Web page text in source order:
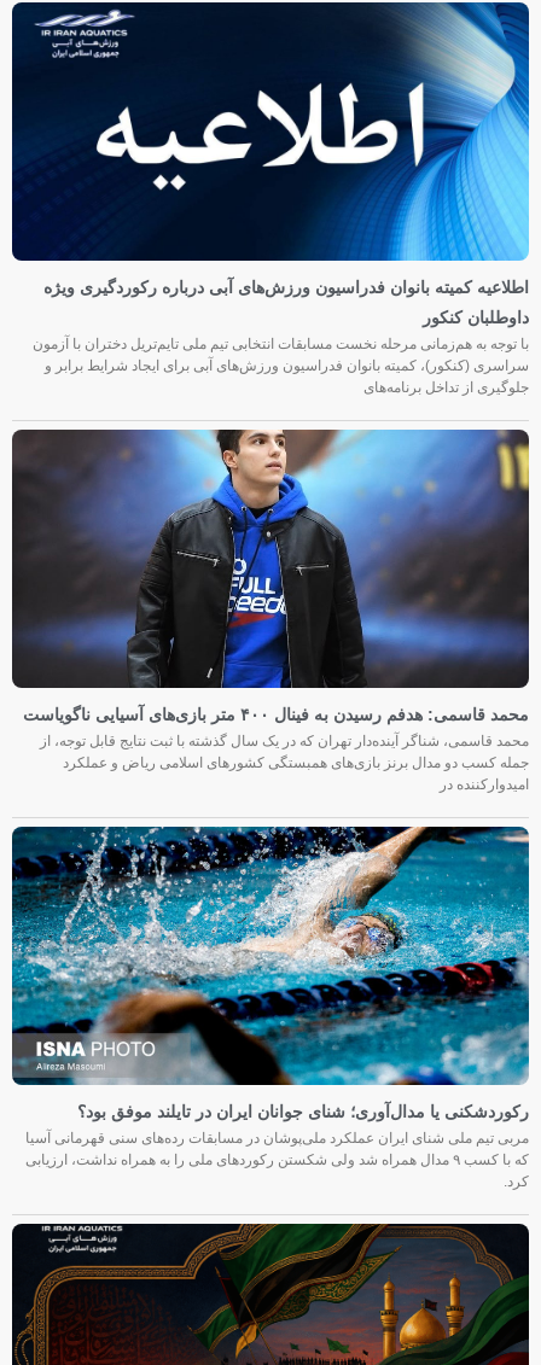
اطلاعیه کمیته بانوان فدراسیون ورزش‌های آبی درباره رکوردگیری ویژه
داوطلبان کنکور
با توجه به هم‌زمانی مرحله نخست مسابقات انتخابی تیم ملی تایم‌تریل دختران با آزمون
سراسری (کنکور)، کمیته بانوان فدراسیون ورزش‌های آبی برای ایجاد شرایط برابر و
جلوگیری از تداخل برنامه‌های
محمد قاسمی: هدفم رسیدن به فینال ۴۰۰ متر بازی‌های آسیایی ناگویاست
محمد قاسمی، شناگر آینده‌دار تهران که در یک سال گذشته با ثبت نتایج قابل توجه، از
جمله کسب دو مدال برنز بازی‌های همبستگی کشورهای اسلامی ریاض و عملکرد
امیدوارکننده در
رکوردشکنی یا مدال‌آوری؛ شنای جوانان ایران در تایلند موفق بود؟
مربی تیم ملی شنای ایران عملکرد ملی‌پوشان در مسابقات رده‌های سنی قهرمانی آسیا
که با کسب ۹ مدال همراه شد ولی شکستن رکوردهای ملی را به همراه نداشت، ارزیابی
کرد.